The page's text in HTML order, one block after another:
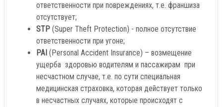
ответственности при повреждениях, т.е. франшиза
отсутствует;
STP (Super Theft Protection) - полное отсутствие
ответственности при угоне;
PAI (Personal Accident Insurance) – возмещение
ущерба здоровью водителям и пассажирам при
несчастном случае, т.е. по сути специальная
медицинская страховка, которая действует только
в несчастных случаях, которые происходят с